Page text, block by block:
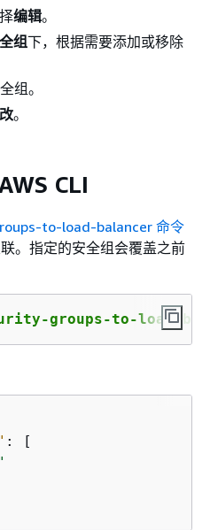
编辑。
组下，根据需要添加或移除
组。
。
CLI
to-load-balancer 命令
。指定的安全组会覆盖之前
groups-to-load-
: [